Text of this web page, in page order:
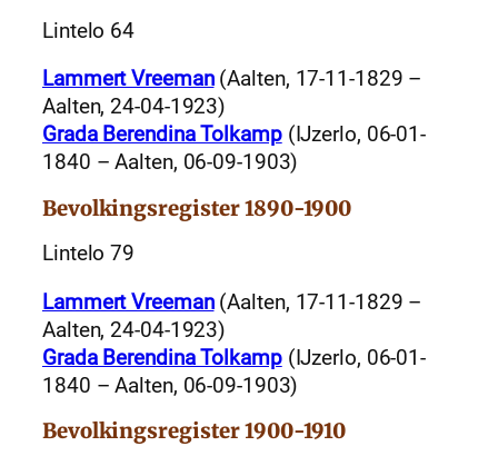
Lintelo 64
Lammert Vreeman(Aalten, 17-11-1829 –
Aalten, 24-04-1923)
Grada Berendina Tolkamp(IJzerlo, 06-01-
1840 – Aalten, 06-09-1903)
Bevolkingsregister 1890-1900
Lintelo 79
Lammert Vreeman(Aalten, 17-11-1829 –
Aalten, 24-04-1923)
Grada Berendina Tolkamp(IJzerlo, 06-01-
1840 – Aalten, 06-09-1903)
Bevolkingsregister 1900-1910